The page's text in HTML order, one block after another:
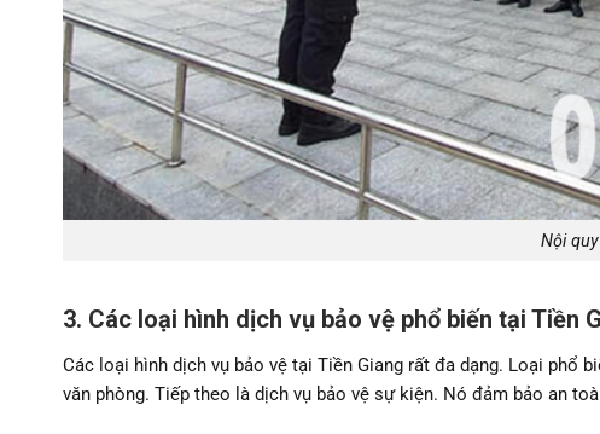
Nội
3. Các loại hình dịch vụ bảo vệ phổ biến tại Tiền
Các loại hình dịch vụ bảo vệ tại Tiền Giang rất đa dạng. Loại phổ
văn phòng. Tiếp theo là dịch vụ bảo vệ sự kiện. Nó đảm bảo an